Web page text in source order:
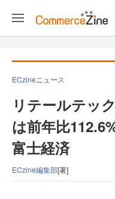
ECzineニュース
リテールテッ
は前年比
富士経済
ECzine編集部[著]